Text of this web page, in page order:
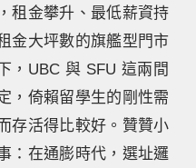
租金攀升、最低薪資持
金大坪數的旗艦型門市
，UBC 與 SFU 這兩間
，倚賴留學生的剛性需
存活得比較好。贊贊小
：在通膨時代，選址邏